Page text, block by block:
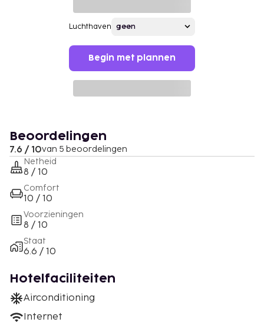
Luchthaven
Begin met plannen
Beoordelingen
7.6 / 10van 5 beoordelingen
Netheid
8 / 10
Comfort
10 / 10
Voorzieningen
8 / 10
Staat
6.6 / 10
Hotelfaciliteiten
Airconditioning
Internet